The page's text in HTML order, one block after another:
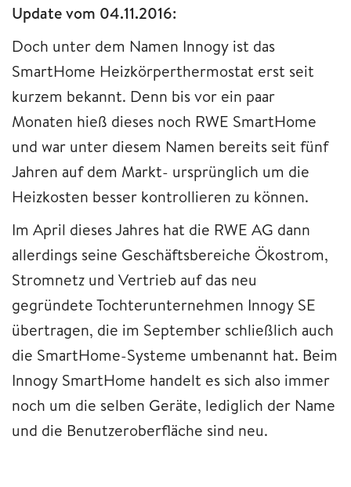
Update vom 04.11.2016:
Doch unter dem Namen Innogy ist das
SmartHome Heizkörperthermostat erst seit
kurzem bekannt. Denn bis vor ein paar
Monaten hieß dieses noch RWE SmartHome
und war unter diesem Namen bereits seit fünf
Jahren auf dem Markt- ursprünglich um die
Heizkosten besser kontrollieren zu können.
Im April dieses Jahres hat die RWE AG dann
allerdings seine Geschäftsbereiche Ökostrom,
Stromnetz und Vertrieb auf das neu
gegründete Tochterunternehmen Innogy SE
übertragen, die im September schließlich auch
die SmartHome-Systeme umbenannt hat. Beim
Innogy SmartHome handelt es sich also immer
noch um die selben Geräte, lediglich der Name
und die Benutzeroberfläche sind neu.